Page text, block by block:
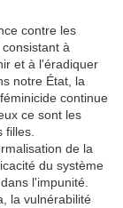
contre les
à
et à l'éradiquer
notre État, la
continue
ce sont les
de la
du système
l'impunité.
la vulnérabilité